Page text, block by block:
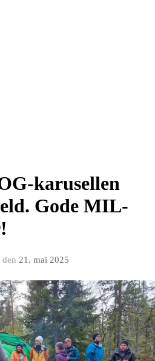
karusellen
Gode MIL-
den 21. mai 2025